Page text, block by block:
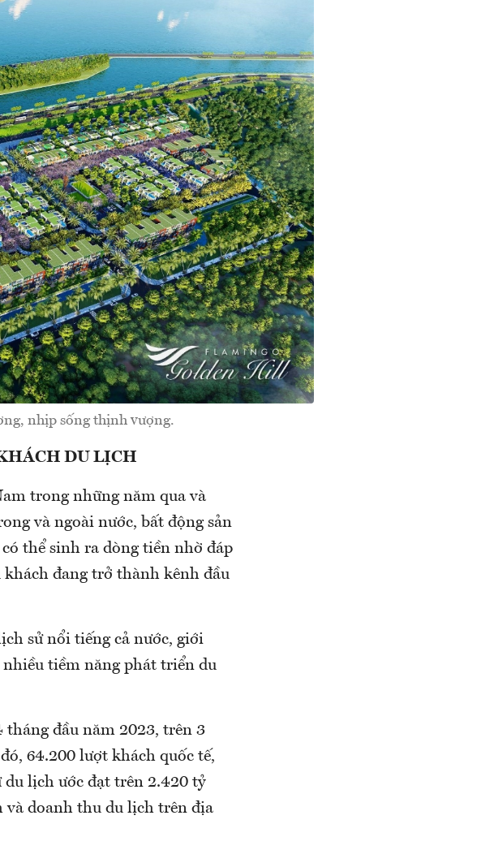
nhịp sống thịnh vượng.
DU LỊCH
trong những năm qua và
và ngoài nước, bất động sản
thể sinh ra dòng tiền nhờ đáp
đang trở thành kênh đầu
sử nổi tiếng cả nước, giới
tiềm năng phát triển du
đầu năm 2023, trên 3
64.200 lượt khách quốc tế,
lịch ước đạt trên 2.420 tỷ
và doanh thu du lịch trên địa